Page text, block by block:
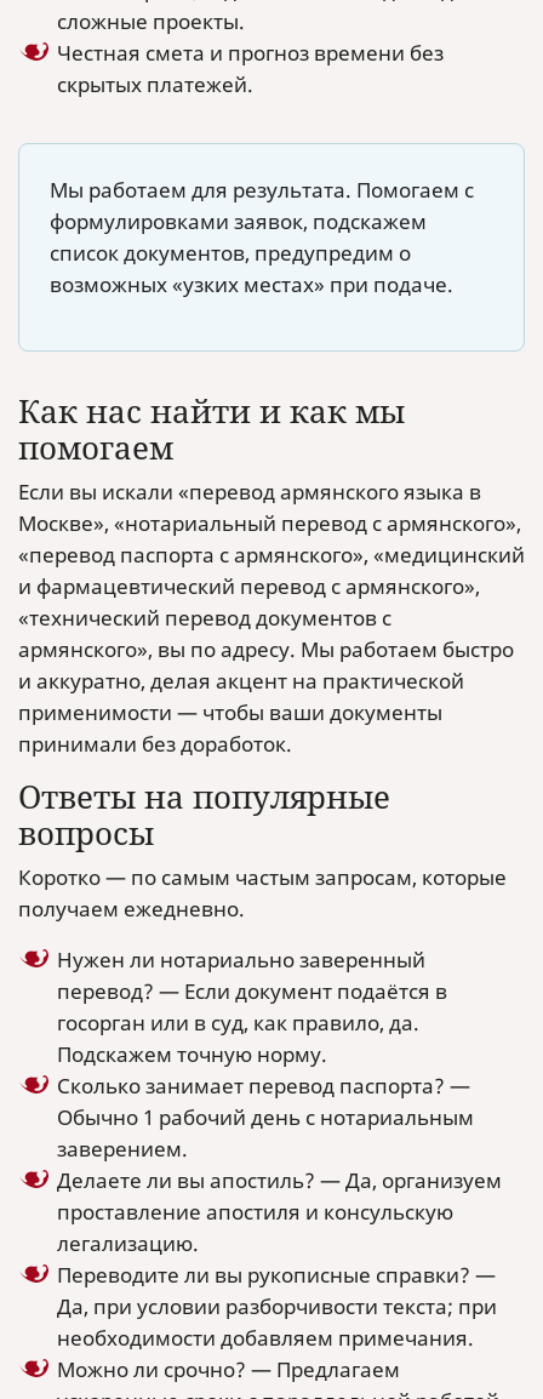
сложные проекты.
Честная смета и прогноз времени без
скрытых платежей.
Мы работаем для результата. Помогаем с
формулировками заявок, подскажем
список документов, предупредим о
возможных «узких местах» при подаче.
Как нас найти и как мы
помогаем
Если вы искали «перевод армянского языка в
Москве», «нотариальный перевод с армянского»,
«перевод паспорта с армянского», «медицинский
и фармацевтический перевод с армянского»,
«технический перевод документов с
армянского», вы по адресу. Мы работаем быстро
и аккуратно, делая акцент на практической
применимости — чтобы ваши документы
принимали без доработок.
Ответы на популярные
вопросы
Коротко — по самым частым запросам, которые
получаем ежедневно.
Нужен ли нотариально заверенный
перевод? — Если документ подаётся в
госорган или в суд, как правило, да.
Подскажем точную норму.
Сколько занимает перевод паспорта? —
Обычно 1 рабочий день с нотариальным
заверением.
Делаете ли вы апостиль? — Да, организуем
проставление апостиля и консульскую
легализацию.
Переводите ли вы рукописные справки? —
Да, при условии разборчивости текста; при
необходимости добавляем примечания.
Можно ли срочно? — Предлагаем